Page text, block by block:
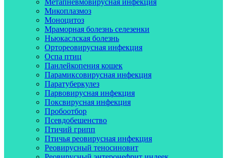
Метапневмовирусная инфекция
Микоплазмоз
Моноцитоз
Мраморная болезнь селезенки
Ньюкаслская болезнь
Ортореовирусная инфекция
Оспа птиц
Панлейкопения кошек
Парамиксовирусная инфекция
Паратуберкулез
Парвовирусная инфекция
Поксвирусная инфекция
Пробоотбор
Псевдобешенство
Птичий грипп
Птичья реовирусная инфекция
Реовирусный теносиновит